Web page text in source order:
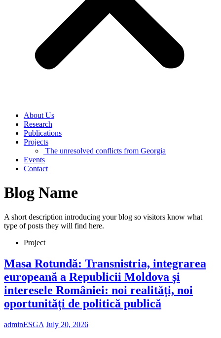
About Us
Research
Publications
Projects
The unresolved conflicts from Georgia
Events
Contact
Blog Name
A short description introducing your blog so visitors know what
type of posts they will find here.
Project
Masa Rotundă: Transnistria, integrarea
europeană a Republicii Moldova și
interesele României: noi realități, noi
oportunități de politică publică
adminESGA July 20, 2026